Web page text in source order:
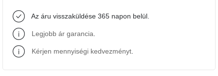
Ame
Yens
Szezonális
Az áru visszaküldése 365 napon belül.
Legjobb ár garancia
Kérjen mennyiségi kedvezményt